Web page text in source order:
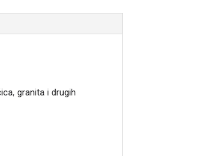
granita i drugih